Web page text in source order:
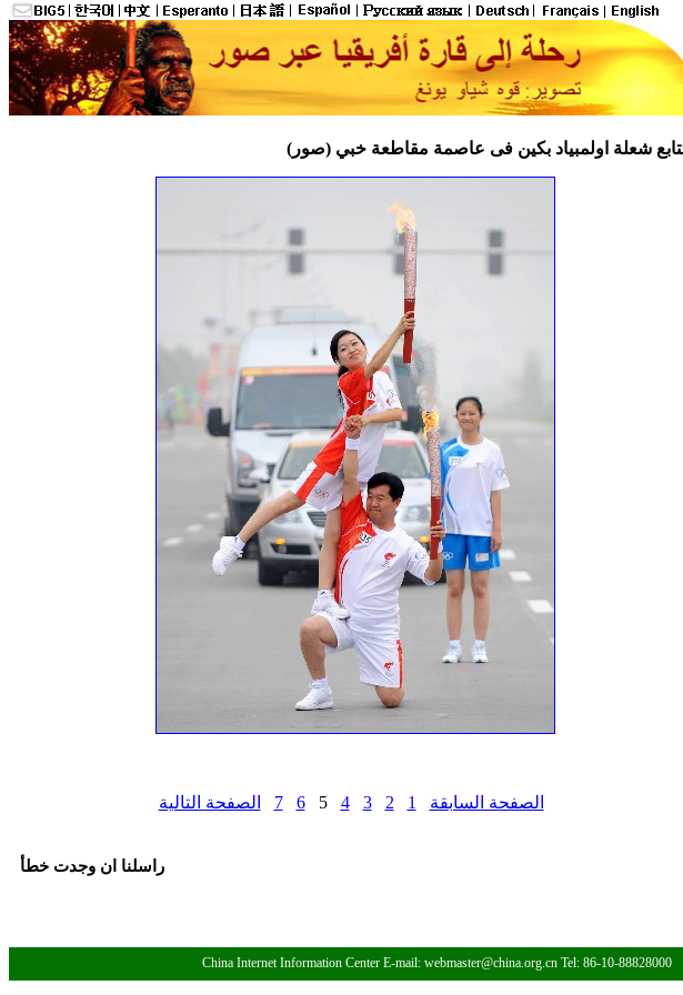
شعلة اولمبياد بكين فى عاصمة مقاطعة خبي (صور)
الصفحة السابقة 1
2
3
4
5
6
7 الصفحة التالية
راسلنا ان وجدت خطأ
China Internet Information Center E-mail: webmaster@china.org.cn Tel: 86-10-88828000